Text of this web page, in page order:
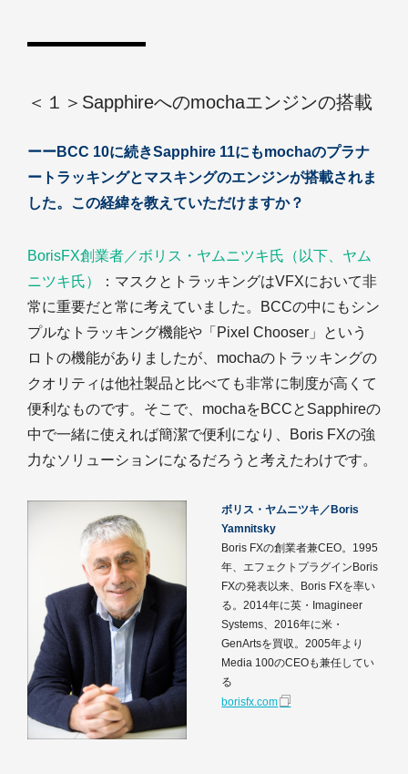
＜１＞Sapphireへのmochaエンジンの搭載
ーーBCC 10に続きSapphire 11にもmochaのプラナ
ートラッキングとマスキングのエンジンが搭載されま
した。この経緯を教えていただけますか？
BorisFX創業者／ボリス・ヤムニツキ氏（以下、ヤム
ニツキ氏）
：マスクとトラッキングはVFXにおいて非
常に重要だと常に考えていました。BCCの中にもシン
プルなトラッキング機能や「Pixel Chooser」という
ロトの機能がありましたが、mochaのトラッキングの
クオリティは他社製品と比べても非常に制度が高くて
便利なものです。そこで、mochaをBCCとSapphireの
中で一緒に使えれば簡潔で便利になり、Boris FXの強
力なソリューションになるだろうと考えたわけです。
ボリス・ヤムニツキ／Boris
Yamnitsky
Boris FXの創業者兼CEO。1995
年、エフェクトプラグインBoris
FXの発表以来、Boris FXを率い
る。2014年に英・Imagineer
Systems、2016年に米・
GenArtsを買収。2005年より
Media 100のCEOも兼任してい
る
borisfx.com